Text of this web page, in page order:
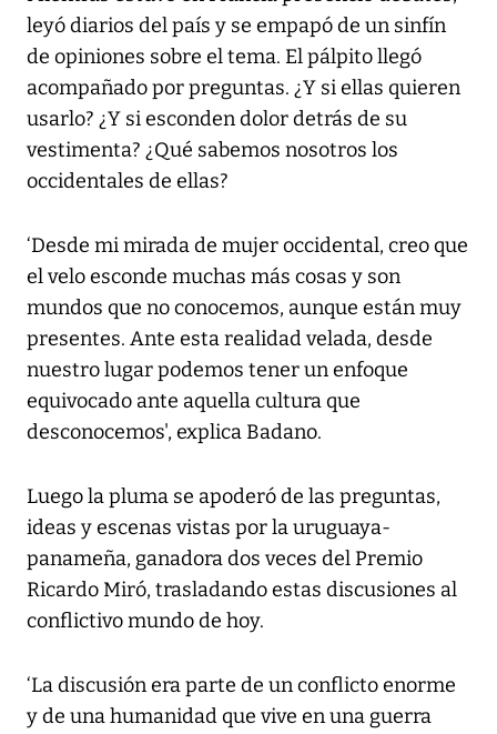
leyó diarios del país y se empapó de un sinfín
de opiniones sobre el tema. El pálpito llegó
acompañado por preguntas. ¿Y si ellas quieren
usarlo? ¿Y si esconden dolor detrás de su
vestimenta? ¿Qué sabemos nosotros los
occidentales de ellas?
‘Desde mi mirada de mujer occidental, creo que
el velo esconde muchas más cosas y son
mundos que no conocemos, aunque están muy
presentes. Ante esta realidad velada, desde
nuestro lugar podemos tener un enfoque
equivocado ante aquella cultura que
desconocemos', explica Badano.
Luego la pluma se apoderó de las preguntas,
ideas y escenas vistas por la uruguaya-
panameña, ganadora dos veces del Premio
Ricardo Miró, trasladando estas discusiones al
conflictivo mundo de hoy.
‘La discusión era parte de un conflicto enorme
y de una humanidad que vive en una guerra